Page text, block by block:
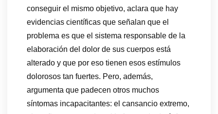
conseguir el mismo objetivo, aclara que hay
evidencias científicas que señalan que el
problema es que el sistema responsable de la
elaboración del dolor de sus cuerpos está
alterado y que por eso tienen esos estímulos
dolorosos tan fuertes. Pero, además,
argumenta que padecen otros muchos
síntomas incapacitantes: el cansancio extremo,